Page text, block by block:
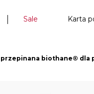
Sale Karta
przepinana biothane® dla